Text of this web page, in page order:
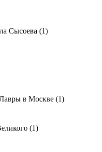
Сысоева (1)
в Москве (1)
(1)